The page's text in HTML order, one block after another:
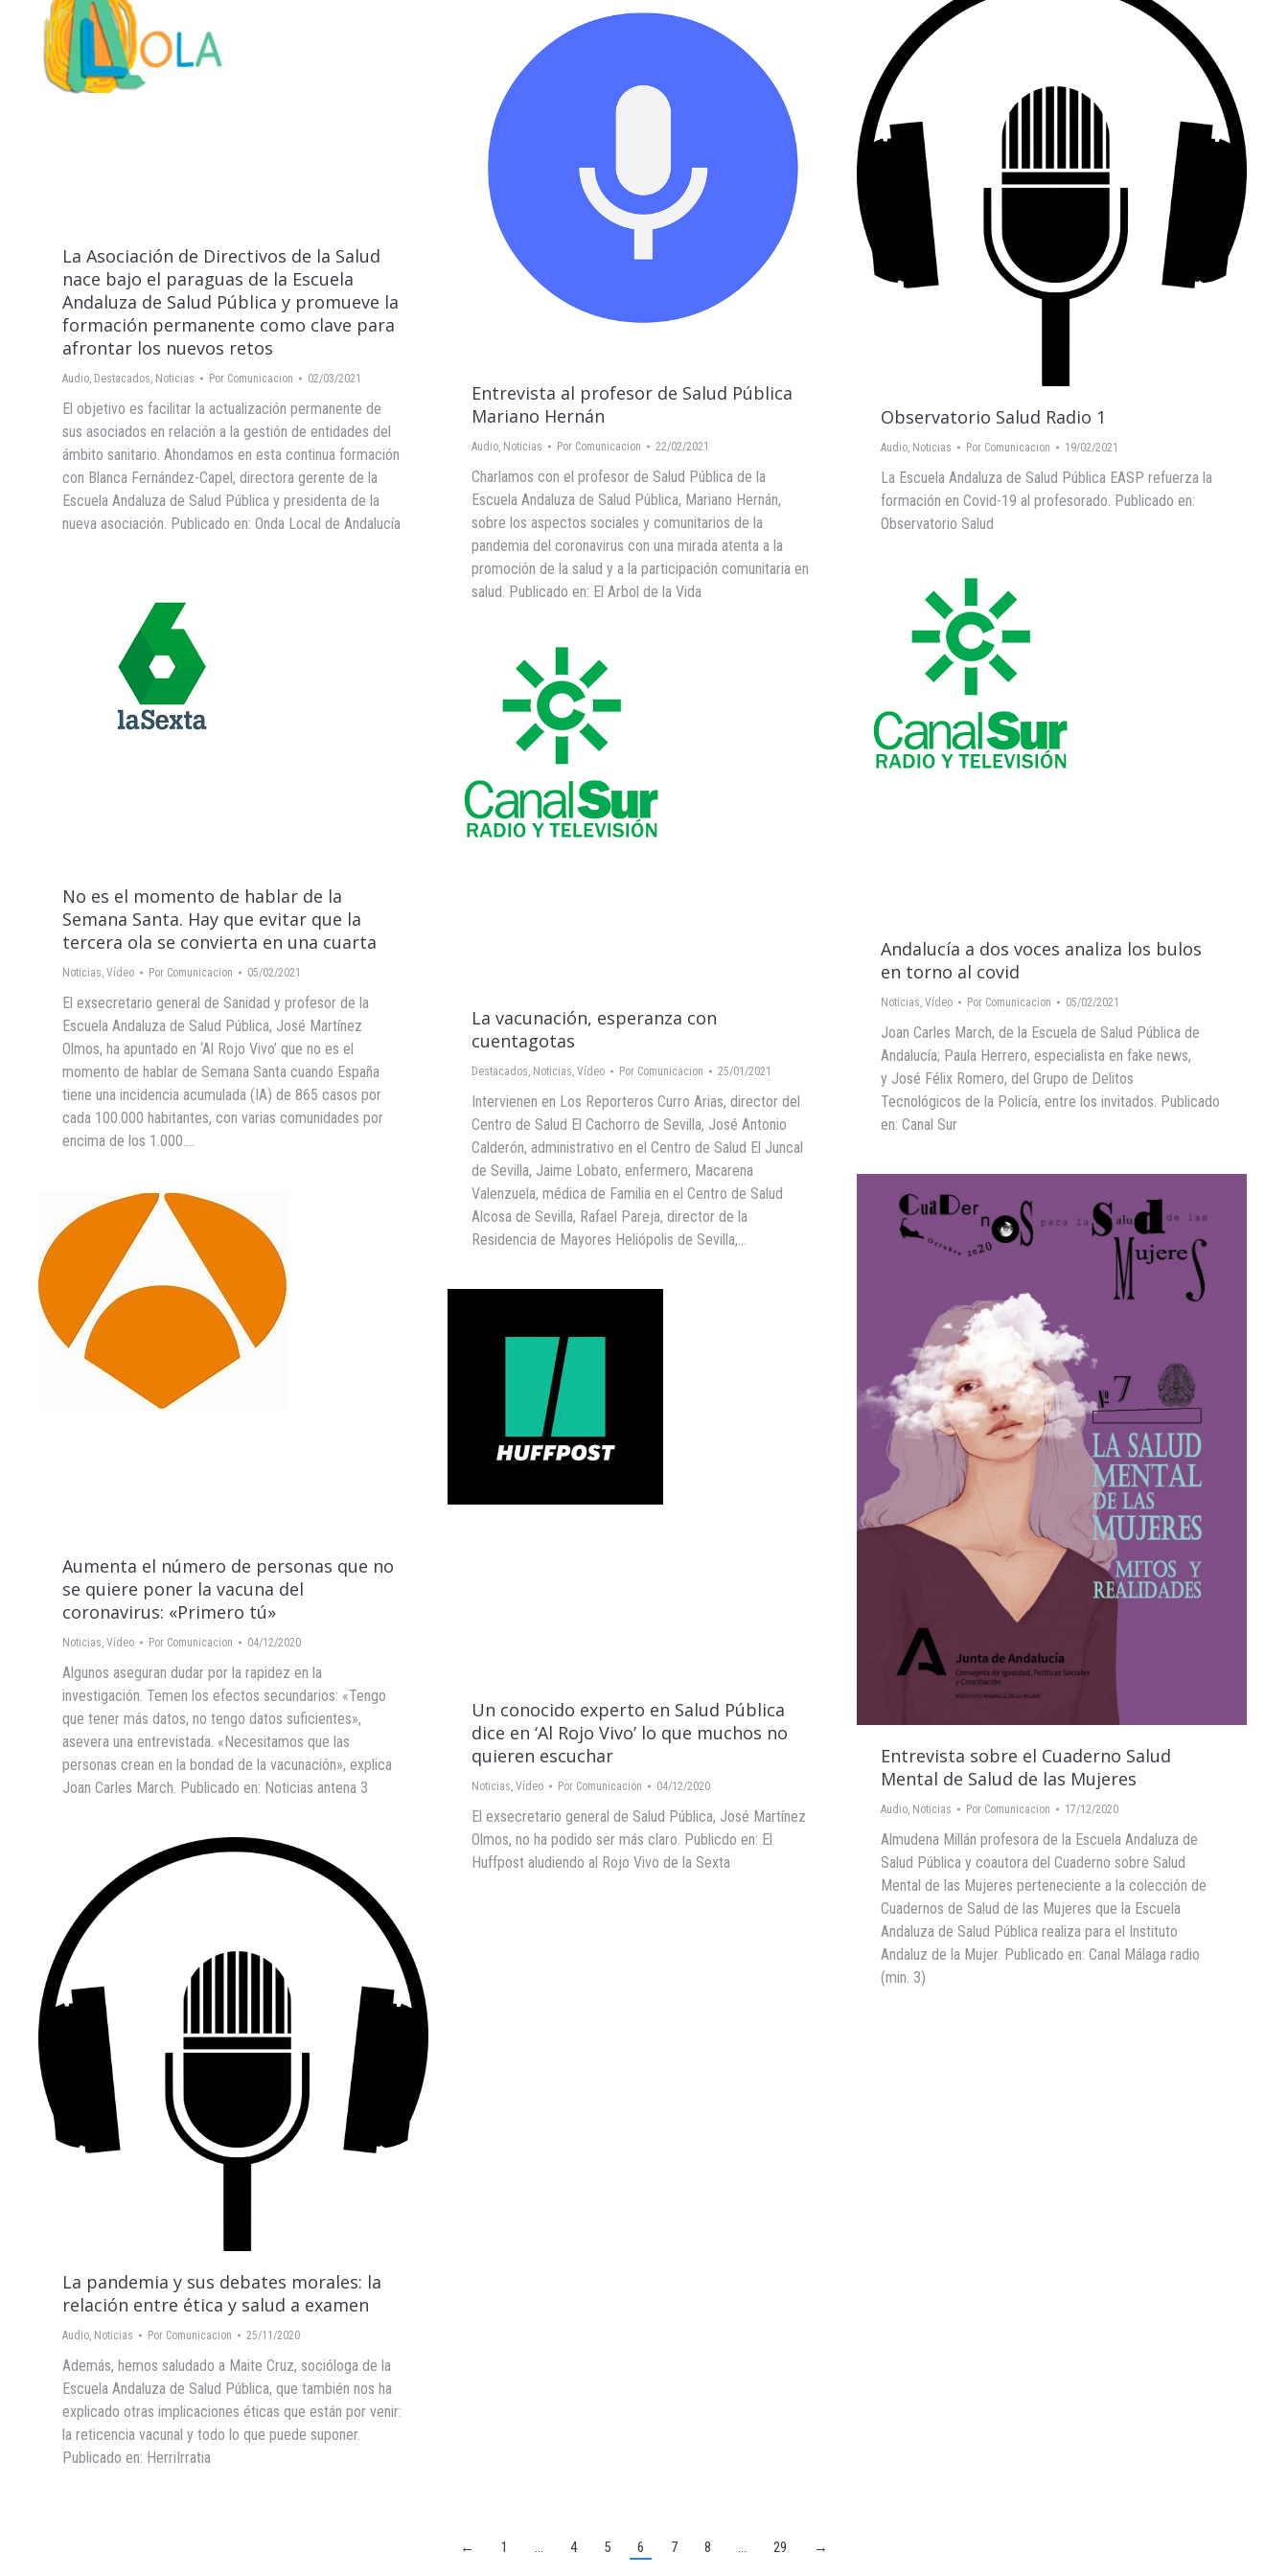
La Asociación de Directivos de la Salud
nace bajo el paraguas de la Escuela
Andaluza de Salud Pública y promueve la
formación permanente como clave para
afrontar los nuevos retos
Audio Destacados Noticias Por Comunicacion 02/03/2021
El objetivo es facilitar la actualización permanente de
sus asociados en relación a la gestión de entidades del
ámbito sanitario. Ahondamos en esta continua formación
con Blanca Fernández-Capel, directora gerente de la
Escuela Andaluza de Salud Pública y presidenta de la
nueva asociación. Publicado en: Onda Local de Andalucía
Entrevista al profesor de Salud Pública
Mariano Hernán
Audio, Noticias Por Comunicacion 22/02/2021
Charlamos con el profesor de Salud Pública de la
Escuela Andaluza de Salud Pública, Mariano Hernán,
sobre los aspectos sociales y comunitarios de la
pandemia del coronavirus con una mirada atenta a la
promoción de la salud y a la participación comunitaria en
salud. Publicado en: El Arbol de la Vida
Observatorio Salud Radio 1
Audio Noticias Por Comunicacion 19/02/2021
La Escuela Andaluza de Salud Pública EASP refuerza la
formación en Covid-19 al profesorado. Publicado en:
Observatorio Salud
Andalucía a dos voces analiza los bulos
en torno al covid
Noticias Vídeo Por Comunicacion 05/02/2021
Joan Carles March, de la Escuela de Salud Pública de
Andalucía; Paula Herrero, especialista en fake news,
y José Félix Romero, del Grupo de Delitos
Tecnológicos de la Policía, entre los invitados. Publicado
en: Canal Sur
No es el momento de hablar de la
Semana Santa. Hay que evitar que la
tercera ola se convierta en una cuarta
Noticias, Vídeo Por Comunicacion 05/02/2021
El exsecretario general de Sanidad y profesor de la
Escuela Andaluza de Salud Pública, José Martínez
Olmos, ha apuntado en ‘Al Rojo Vivo’ que no es el
momento de hablar de Semana Santa cuando España
tiene una incidencia acumulada (IA) de 865 casos por
cada 100.000 habitantes, con varias comunidades por
encima de los 1.000.…
La vacunación, esperanza con
cuentagotas
Destacados Noticias Vídeo Por Comunicacion 25/01/2021
Intervienen en Los Reporteros Curro Arias, director del
Centro de Salud El Cachorro de Sevilla, José Antonio
Calderón, administrativo en el Centro de Salud El Juncal
de Sevilla, Jaime Lobato, enfermero, Macarena
Valenzuela, médica de Familia en el Centro de Salud
Alcosa de Sevilla, Rafael Pareja, director de la
Residencia de Mayores Heliópolis de Sevilla,…
Entrevista sobre el Cuaderno Salud
Mental de Salud de las Mujeres
Audio Noticias Por Comunicacion 17/12/2020
Almudena Millán profesora de la Escuela Andaluza de
Salud Pública y coautora del Cuaderno sobre Salud
Mental de las Mujeres perteneciente a la colección de
Cuadernos de Salud de las Mujeres que la Escuela
Andaluza de Salud Pública realiza para el Instituto
Andaluz de la Mujer. Publicado en: Canal Málaga radio
(min. 3)
Aumenta el número de personas que no
se quiere poner la vacuna del
coronavirus: «Primero tú»
Noticias, Vídeo Por Comunicacion 04/12/2020
Algunos aseguran dudar por la rapidez en la
investigación. Temen los efectos secundarios: «Tengo
que tener más datos, no tengo datos suficientes»,
asevera una entrevistada. «Necesitamos que las
personas crean en la bondad de la vacunación», explica
Joan Carles March. Publicado en: Noticias antena 3
Un conocido experto en Salud Pública
dice en ‘Al Rojo Vivo’ lo que muchos no
quieren escuchar
Noticias, Vídeo Por Comunicacion 04/12/2020
El exsecretario general de Salud Pública, José Martínez
Olmos, no ha podido ser más claro. Publicdo en: El
Huffpost aludiendo al Rojo Vivo de la Sexta
La pandemia y sus debates morales: la
relación entre ética y salud a examen
Audio Noticias Por Comunicacion 25/11/2020
Además, hemos saludado a Maite Cruz, socióloga de la
Escuela Andaluza de Salud Pública, que también nos ha
explicado otras implicaciones éticas que están por venir:
la reticencia vacunal y todo lo que puede suponer.
Publicado en: HerriIrratia
← 1 … 4 5 6 7 8 … 29 →